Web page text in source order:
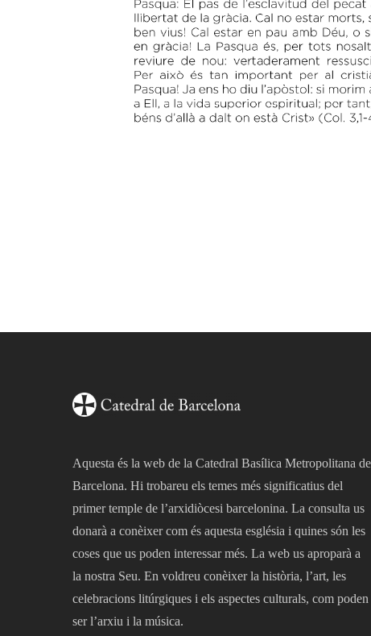
Aquesta és la web de la Catedral Basílica Metropolitana de
Barcelona. Hi trobareu els temes més significatius del
primer temple de l’arxidiòcesi barcelonina. La consulta us
donarà a conèixer com és aquesta església i quines són les
coses que us poden interessar més. La web us aproparà a
la nostra Seu. En voldreu conèixer la història, l’art, les
celebracions litúrgiques i els aspectes culturals, com poden
ser l’arxiu i la música.